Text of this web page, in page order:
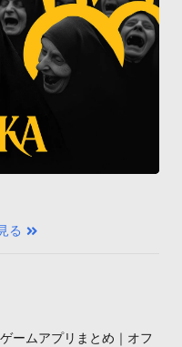
る
ームアプリまとめ｜オフ